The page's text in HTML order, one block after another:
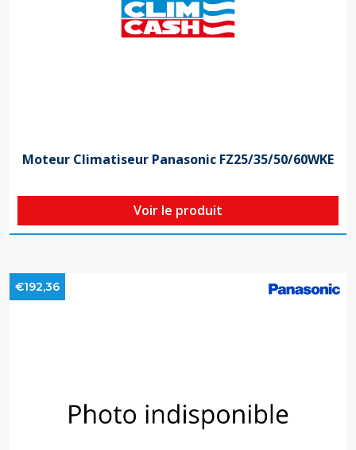
Moteur Climatiseur Panasonic FZ25/35/50/60WKE
Voir le produit
€192,36